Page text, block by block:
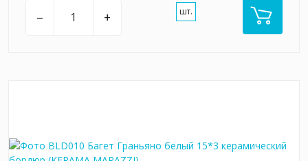
– + шт.